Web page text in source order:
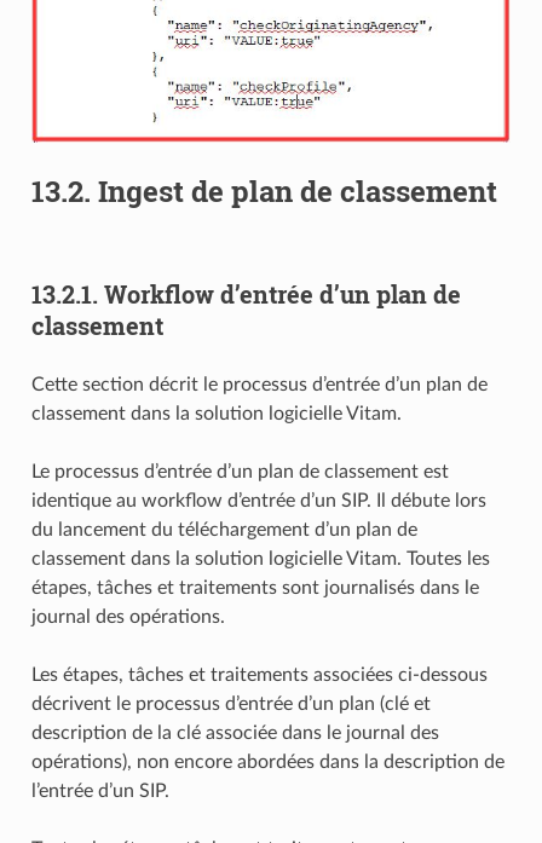
13.2. Ingest de plan de classement
13.2.1. Workflow d’entrée d’un plan de
classement
Cette section décrit le processus d’entrée d’un plan de
classement dans la solution logicielle Vitam.
Le processus d’entrée d’un plan de classement est
identique au workflow d’entrée d’un SIP. Il débute lors
du lancement du téléchargement d’un plan de
classement dans la solution logicielle Vitam. Toutes les
étapes, tâches et traitements sont journalisés dans le
journal des opérations.
Les étapes, tâches et traitements associées ci-dessous
décrivent le processus d’entrée d’un plan (clé et
description de la clé associée dans le journal des
opérations), non encore abordées dans la description de
l’entrée d’un SIP.